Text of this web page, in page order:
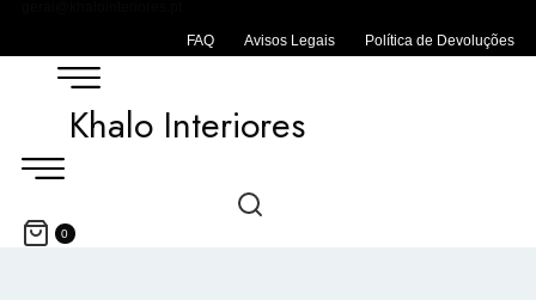
FAQ
Avisos Legais Política de Devoluções
Khalo Interiores
0